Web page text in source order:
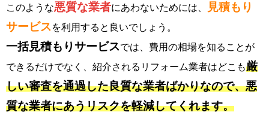
このような悪質な業者にあわないためには、
見積もり
サービス を利用すると良いでしょう。
一括見積もりサービスでは、費用の相場を知ることが
できるだけでなく、紹介されるリフォーム業者はどこも厳
しい審査を通過した良質な業者ばかりなので、悪
質な業者にあうリスクを軽減してくれます。